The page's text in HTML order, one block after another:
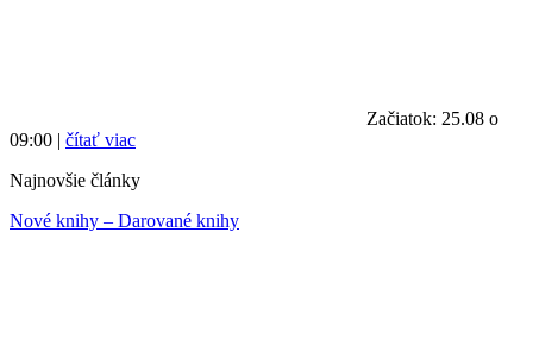
Začiatok: 25.08 o
09:00 | čítať viac
Najnovšie články
Nové knihy – Darované knihy